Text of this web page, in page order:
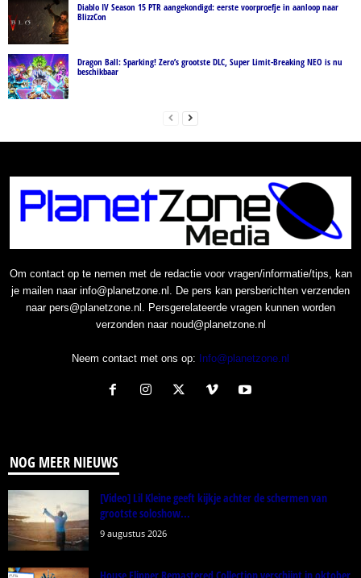
Diablo IV Season 15 PTR aangekondigd: eerste voorproefje in aanloop naar
BlizzCon
Dragon Ball: Sparking! Zero’s grootste DLC, Super Limit-Breaking NEO is nu
beschikbaar
Om contact op te nemen met de redactie voor vragen/informatie/tips, kan
je mailen naar info@planetzone.nl. De pers kan persberichten verzenden
naar pers@planetzone.nl. Persgerelateerde vragen kunnen worden
verzonden naar noud@planetzone.nl
Neem contact met ons op: Info@planetzone.nl
NOG MEER NIEUWS
[Video] Lil Kleine geeft kijkje achter de schermen van
grootste soloshow...
9 augustus 2026